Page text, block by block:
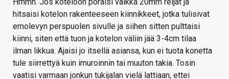
Hmmh. Jos koteloon poraisi vaikka 20mm reijät ja
hitsaisi kotelon rakenteeseen kiinnikkeet, jotka tulisivat
emolevyn perspuolen sivulle ja siihen sitten pulttaisi
kiinni, siten että tuon ja kotelon väliin jää 3-4cm tilaa
ilman likkua. Ajaisi jo itsellä asiansa, kun ei tuota konetta
tule siirrettyä kuin imuroinnin tai muuton takia. Tosin
vaatisi varmaan jonkun tukijalan vielä lattiaan, ettei